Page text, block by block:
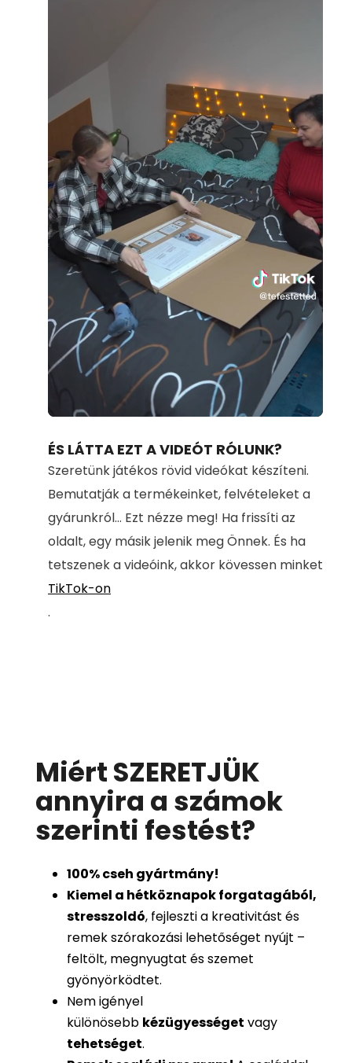
Unmute Loaded
80.35%
ÉS LÁTTA EZT A VIDEÓT RÓLUNK?
Szeretünk játékos rövid videókat készíteni.
Bemutatják a termékeinket, felvételeket a
gyárunkról... Ezt nézze meg! Ha frissíti az
oldalt, egy másik jelenik meg Önnek. És ha
tetszenek a videóink, akkor kövessen minket
TikTok-on
.
Miért SZERETJÜK
annyira a számok
szerinti festést?
100%cseh gyártmány!
Kiemel a hétköznapok forgatagából,
stresszoldó, fejleszti a kreativitást és
remek szórakozási lehetőséget nyújt –
feltölt, megnyugtat és szemet
gyönyörködtet.
Nem igényel
különösebb kézügyességet vagy
tehetséget.